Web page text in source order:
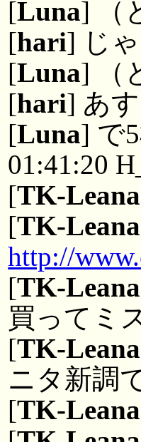
[Luna] （
[hari] じ
[Luna] （
[hari] あ
[Luna] で
01:41:20
[TK-Leana
[TK-Leana
http://
[TK-Leana
買ってミ
[TK-Leana
ニタ新調
[TK-Leana